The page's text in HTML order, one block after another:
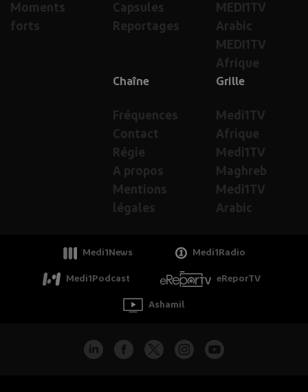
MEDI1TV
Arabic
MEDI1TV
Afrique
Capsules
Reportages
Moments
forts
Grille
Medi1TV
Afrique
Medi1TV
Maghreb
Medi1TV
Arabic
Chaîne
Fréquences
Contact
Régie
A propos
Mentions
légales
Medi1News Medi1Radio
Medi1Podcast eReporTV
Ashamil